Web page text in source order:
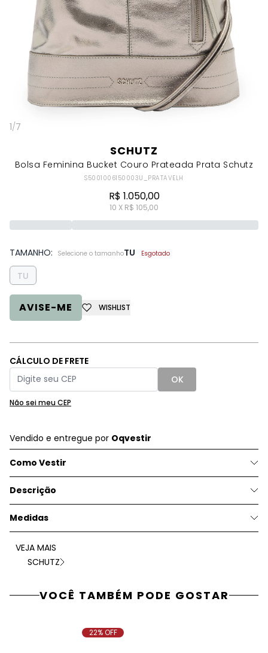
1/7
SCHUTZ
Bolsa Feminina Bucket Couro Prateada Prata Schutz
S5001006150003U_PRATAVELH
R$ 1.050,00
10 X R$ 105,00
TAMANHO: Selecione o tamanhoTU Esgotado
TU
AVISE-ME WISHLIST
CÁLCULO DE FRETE
OK
Não sei meu CEP
Vendido e entregue por Oqvestir
Como Vestir
Descrição
Medidas
VEJA MAIS
SCHUTZ
VOCÊ TAMBÉM PODE GOSTAR
22% OFF